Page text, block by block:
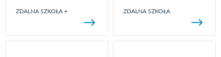
ZDALNA SZKOŁA + ZDALNA SZKOŁA